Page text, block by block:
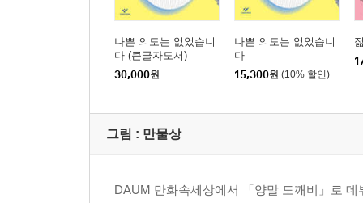
나쁜 의도는 없었습니
다 (큰글자도서)
30,000원
나쁜 의도는 없었습니
다
15,300원 (10% 할인)
그림 : 만물상
DAUM 만화속세상에서 「양말 도깨비」로